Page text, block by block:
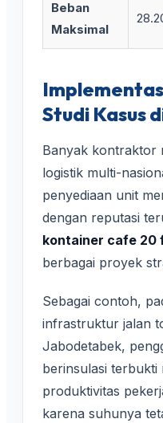
Beban
Maksimal
Studi Kasus
Banyak kontraktor
logistik multi-
penyediaan unit
dengan reputasi
kontainer cafe 20
berbagai proyek
Sebagai contoh,
infrastruktur jalan
Jabodetabek,
berinsulasi terbukti
produktivitas
karena suhunya